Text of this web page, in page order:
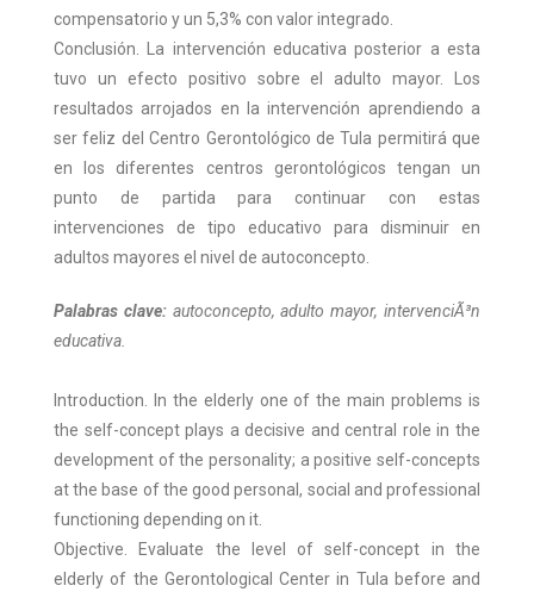
compensatorio y un 5,3% con valor integrado.
Conclusión. La intervención educativa posterior a esta
tuvo un efecto positivo sobre el adulto mayor. Los
resultados arrojados en la intervención aprendiendo a
ser feliz del Centro Gerontológico de Tula permitirá que
en los diferentes centros gerontológicos tengan un
punto de partida para continuar con estas
intervenciones de tipo educativo para disminuir en
adultos mayores el nivel de autoconcepto.
Palabras clave: autoconcepto, adulto mayor, intervenciÃ³n
educativa.
Introduction. In the elderly one of the main problems is
the self-concept plays a decisive and central role in the
development of the personality; a positive self-concepts
at the base of the good personal, social and professional
functioning depending on it.
Objective. Evaluate the level of self-concept in the
elderly of the Gerontological Center in Tula before and